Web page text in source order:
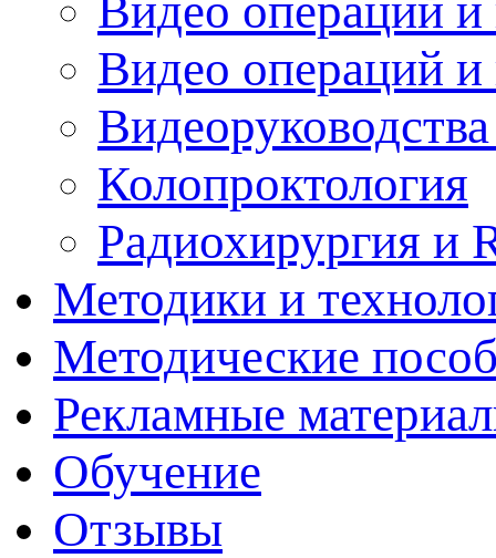
Видео операций и
Видео операций
Колопроктология
Радиохирургия и
Методики и
Методические
Рекламные
Обучение
Отзывы